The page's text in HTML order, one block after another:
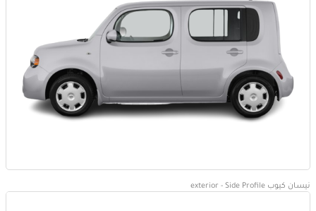
نيسان كيوب exterior - Side Profile